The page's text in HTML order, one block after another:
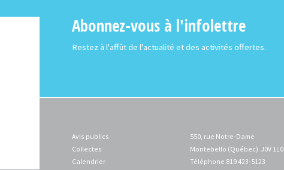
Abonnez-vous à l'infolettre
Restez à l'affût de l'actualité et des activités offertes.
Avis publics
Collectes
Calendrier
550, rue Notre-Dame
Montebello (Québec) J0V 1L0
Téléphone 819 423-5123